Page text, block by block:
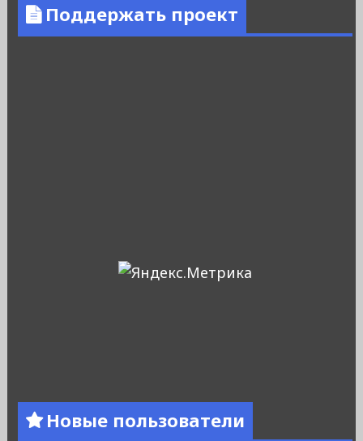
Поддержать проект
Новые пользователи